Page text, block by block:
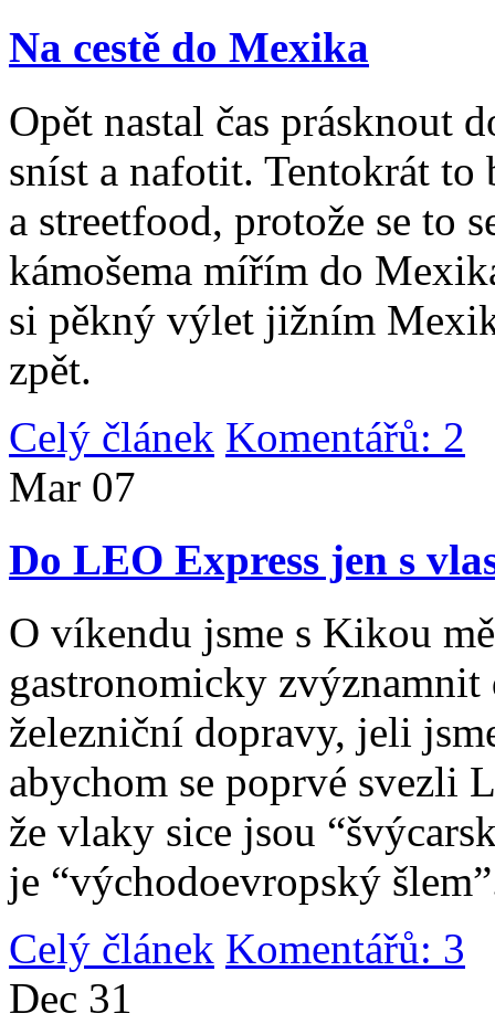
Na cestě do Mexika
Opět nastal čas prásknout
sníst a nafotit. Tentokrát
a streetfood, protože se to
kámošema mířím do
si pěkný výlet jižním
zpět.
Celý článek Komentářů: 2
Mar 07
Do LEO Express jen s
O víkendu jsme s Kikou
gastronomicky
železniční dopravy, jeli
abychom se poprvé svezli
že vlaky sice jsou
je “východoevropský
Celý článek Komentářů: 3
Dec 31